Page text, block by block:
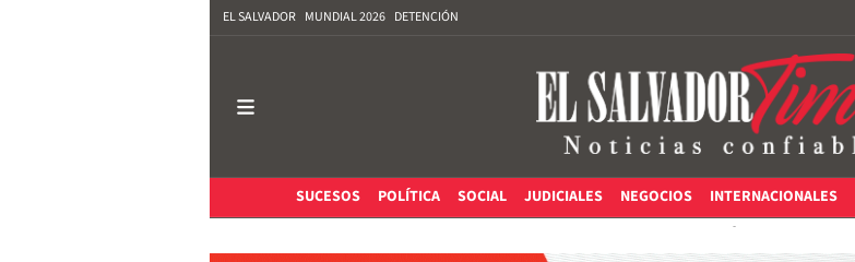
EL SALVADOR MUNDIAL 2026 DETENCIÓN
SUCESOS
POLÍTICA SOCIAL JUDICIALES NEGOCIOS INTERNACIONALES